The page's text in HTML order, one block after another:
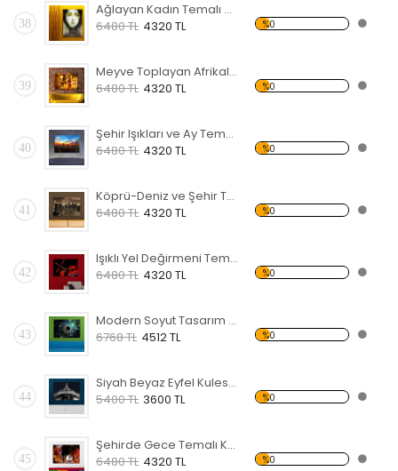
38
Ağlayan Kadın Temalı Kanvas Tablo
6480 TL 4320 TL %0
39
Meyve Toplayan Afrikalı Kadınlar Kanvas Tablo
6480 TL 4320 TL %0
40
Şehir Işıkları ve Ay Temalı Kanvas Tablo
6480 TL 4320 TL %0
41
Köprü-Deniz ve Şehir Temalı Kanvas Tablo
6480 TL 4320 TL %0
42
Işıklı Yel Değirmeni Temalı Kanvas Tablo
6480 TL 4320 TL %0
43
Modern Soyut Tasarım 12 Temalı Kanvas Tablo
6768 TL 4512 TL %0
44
Siyah Beyaz Eyfel Kulesi Temalı Kanvas Tablo
5400 TL 3600 TL %0
45
Şehirde Gece Temalı Kanvas Tablo
6480 TL 4320 TL %0